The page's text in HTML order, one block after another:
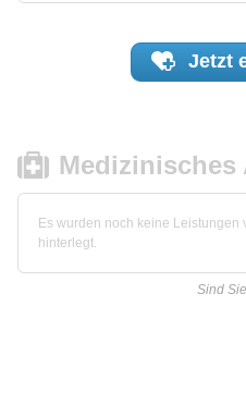
Jetzt
Medizinisches
Es wurden noch keine Leistungen
hinterlegt.
Sind